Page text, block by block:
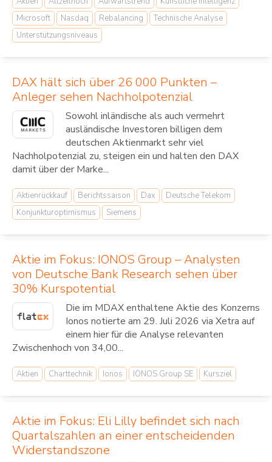
Microsoft
Nasdaq Rebalancing
Technische Analyse
Unterstützungsniveaus
DAX hält sich über 26 000 Punkten –
Anleger sehen Nachholpotenzial
Sowohl inländische als auch vermehrt
ausländische Investoren billigen dem
deutschen Aktienmarkt sehr viel
Nachholpotenzial zu, steigen ein und halten den DAX
damit über der Marke...
Aktienrückkauf Berichtssaison Dax
Deutsche Telekom
Konjunkturoptimismus
Siemens
Aktie im Fokus: IONOS Group – Analysten
von Deutsche Bank Research sehen über
30% Kurspotential
Die im MDAX enthaltene Aktie des Konzerns
Ionos notierte am 29. Juli 2026 via Xetra auf
einem hier für die Analyse relevanten
Zwischenhoch von 34,00...
Aktien Charttechnik Ionos IONOS Group SE Kursziel
Aktie im Fokus: Eli Lilly befindet sich nach
Quartalszahlen an einer entscheidenden
Widerstandszone